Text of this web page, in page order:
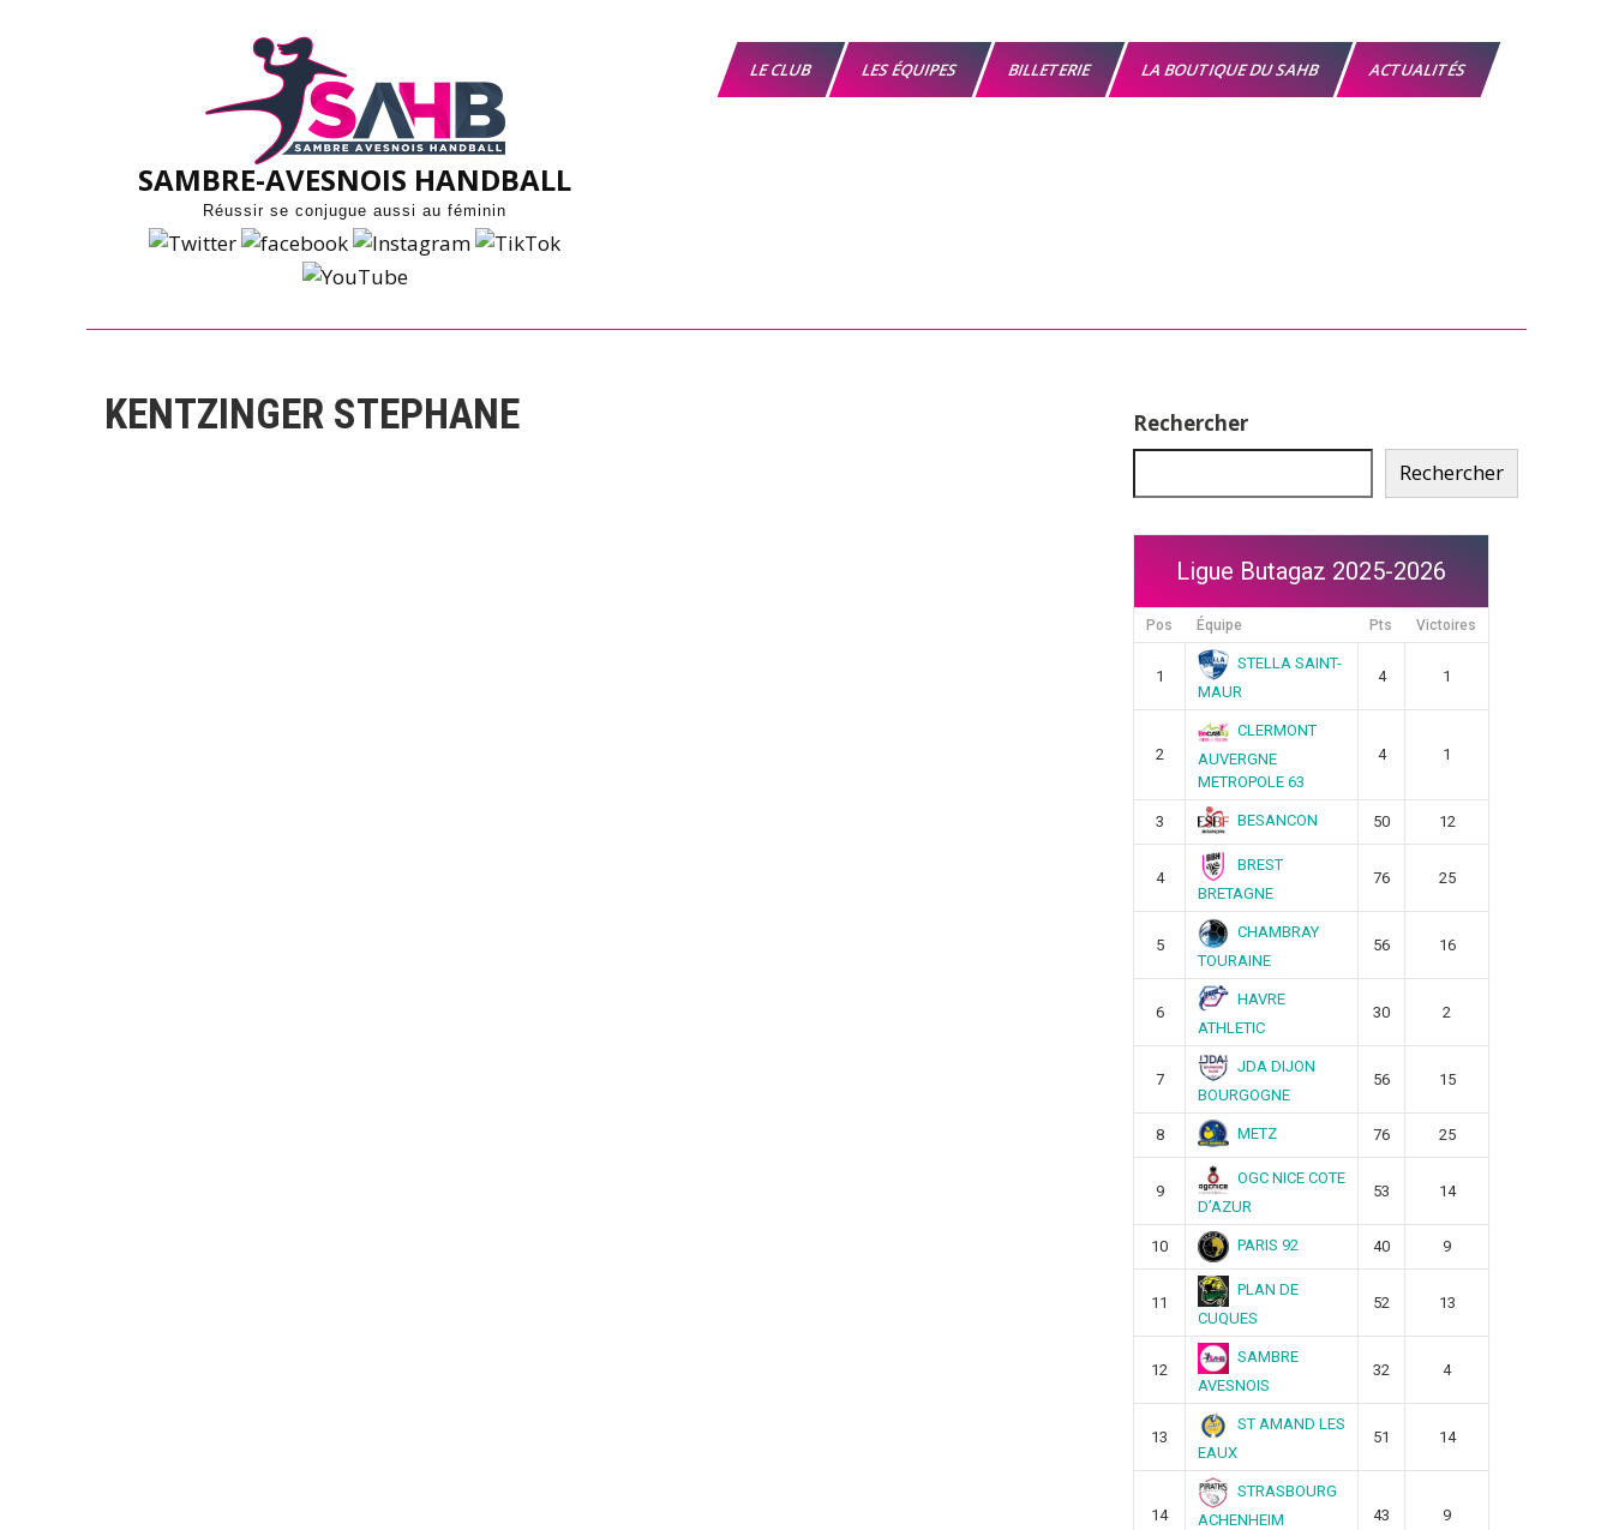
SAMBRE-AVESNOIS HANDBALL
Réussir se conjugue aussi au féminin
LE CLUB LES ÉQUIPES BILLETERIE LA BOUTIQUE DU SAHB ACTUALITÉS
KENTZINGER STEPHANE
Rechercher
Rechercher
Ligue Butagaz 2025-2026
Pos Équipe Pts Victoires
1
STELLA SAINT-
MAUR
4 1
2
CLERMONT
AUVERGNE
METROPOLE 63
4 1
3 BESANCON 50 12
4
BREST
BRETAGNE
76 25
5
CHAMBRAY
TOURAINE
56 16
6
HAVRE
ATHLETIC
30 2
7
JDA DIJON
BOURGOGNE
56 15
8 METZ 76 25
9
OGC NICE COTE
D’AZUR
53 14
10 PARIS 92 40 9
11
PLAN DE
CUQUES
52 13
12
SAMBRE
AVESNOIS
32 4
13
ST AMAND LES
EAUX
51 14
14
STRASBOURG
ACHENHEIM
43 9